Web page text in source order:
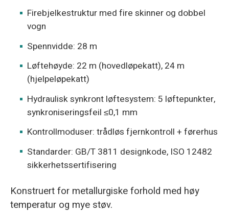
Firebjelkestruktur med fire skinner og dobbel
vogn
Spennvidde: 28 m
Løftehøyde: 22 m (hovedløpekatt), 24 m
(hjelpeløpekatt)
Hydraulisk synkront løftesystem: 5 løftepunkter,
synkroniseringsfeil ≤0,1 mm
Kontrollmoduser: trådløs fjernkontroll + førerhus
Standarder: GB/T 3811 designkode, ISO 12482
sikkerhetssertifisering
Konstruert for metallurgiske forhold med høy
temperatur og mye støv.